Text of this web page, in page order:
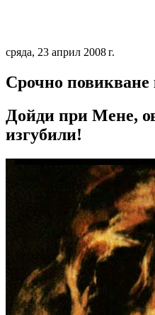
сряда, 23 април 2008 г.
Срочно повикване
Дойди при Мене,
изгубили!